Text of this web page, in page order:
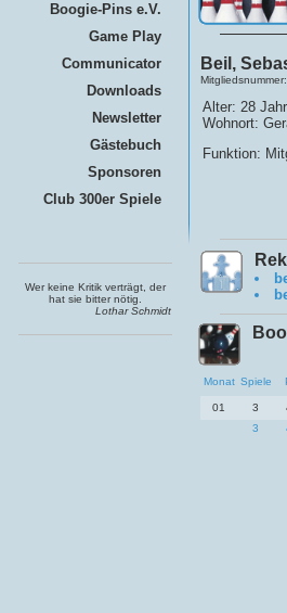
Boogie-Pins e.V.
Game Play
Communicator
Downloads
Newsletter
Gästebuch
Sponsoren
Club 300er Spiele
Wer keine Kritik verträgt, der
hat sie bitter nötig.
Lothar Schmidt
Beil,
Alter: 28
Wohnort:
Funktion:
Monat Spiele
01 3
3